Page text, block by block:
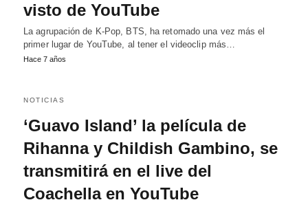
visto de YouTube
La agrupación de K-Pop, BTS, ha retomado una vez más el
primer lugar de YouTube, al tener el videoclip más…
Hace 7 años
NOTICIAS
‘Guavo Island’ la película de
Rihanna y Childish Gambino, se
transmitirá en el live del
Coachella en YouTube